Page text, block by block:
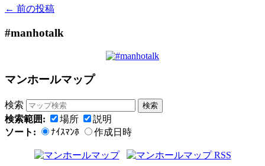
← 前の投稿
#manhotalk
マンホールマップ
検索
検索範囲:
場所
説明
ソート:
ﾅｲｽﾏﾝﾎ 作成日時